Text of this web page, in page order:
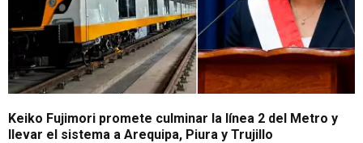
Keiko Fujimori promete culminar la línea 2 del Metro y
llevar el sistema a Arequipa, Piura y Trujillo